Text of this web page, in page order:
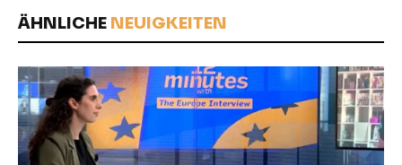
ÄHNLICHE NEUIGKEITEN